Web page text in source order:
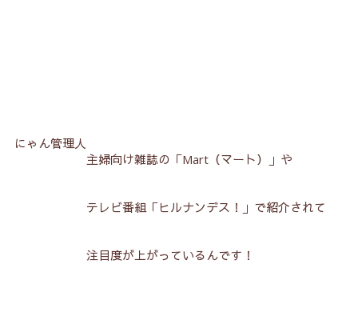
にゃん管理人
主婦向け雑誌の「Mart（マート）」や
テレビ番組「ヒルナンデス！」で紹介されて
注目度が上がっているんです！